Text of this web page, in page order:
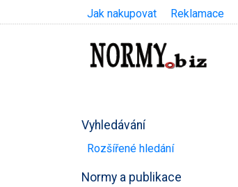
Jak nakupovat Reklamace
Vyhledávání
Rozšířené hledání
Normy a publikace